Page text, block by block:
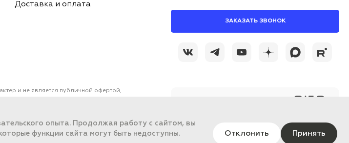
Доставка и оплата
ЗАКАЗАТЬ ЗВОНОК
и не является публичной офертой,
контент PORT - бизнес
опыта. Продолжая работу с сайтом, вы
функции сайта могут быть недоступны.
Отклонить Принять